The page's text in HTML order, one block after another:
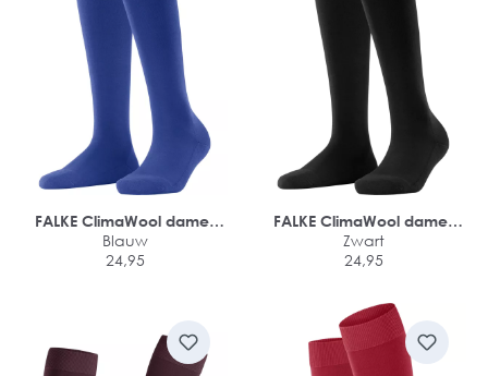
FALKE ClimaWool dames
kniekousen
Blauw
24,95
FALKE ClimaWool dames
kniekousen
Zwart
24,95